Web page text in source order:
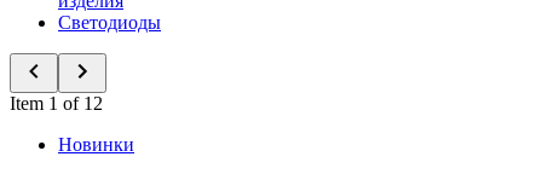
Светодиоды
Item 1 of 12
Новинки